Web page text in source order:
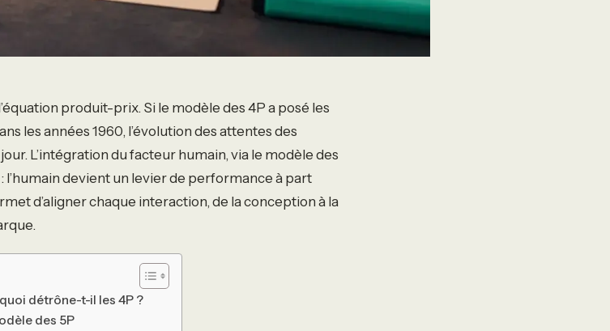
produit-prix. Si le modèle des 4P a posé les
les années 1960, l’évolution des attentes des
L’intégration du facteur humain, via le modèle des
l’humain devient un levier de performance à part
d’aligner chaque interaction, de la conception à la
détrône-t-il les 4P ?
des 5P